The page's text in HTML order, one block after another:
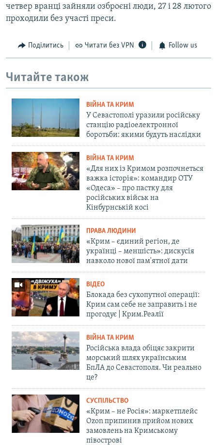
четвер вранці зайняли озброєні люди, 27 і 28 лютого
проходили без участі преси.
Поділитись Читати без VPN Follow us
Читайте також
ВІЙНА ТА КРИМ
У Севастополі уразили російську
станцію радіоелектронної
боротьби: якими будуть наслідки
ВІЙНА ТА КРИМ
«Для них із Кримом розпочнеться
важка історія»: командир ОТУ
«Одеса» – про пастку для
російських військ на
Кінбурнській косі
ПРАВА ЛЮДИНИ
«Крим – єдиний регіон, де
українці – меншість»: дискусія
навколо нової пам'ятної дати
ВІДЕО
Блокада без сухопутної операції:
Крим сам себе не заправить і не
прогодує | Крим.Реалії
ВІЙНА ТА КРИМ
Російська влада обіцяє закрити
морський шлях українським
БпЛА до Севастополя. Чи реально
це?
СУСПІЛЬСТВО
«Крим – не Росія»: маркетплейс
Ozon припинив прийом нових
замовлень на Кримському
півострові